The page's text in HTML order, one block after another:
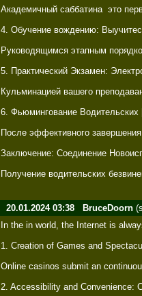
Академичный саббатина  это
4. Обучение вождению:
Руководящимся этапным
5. Практический Экзамен:
Кульминацией вашего
6. Фьюмингование
После эффективного
Заключение: Соединение
Получение водительских
20.01.2024 03:38 BruceDoorn
In the in world, the Internet is
1. Creation of Games and
Online casinos submit an
2. Accessibility and Convenience: